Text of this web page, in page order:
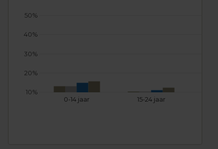
0-14 jaar 15-24 jaar
10%
20%
30%
40%
50%